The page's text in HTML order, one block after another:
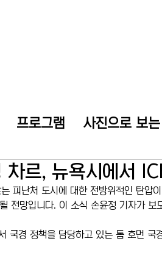
프로그램 사진으로 보
차르, 뉴욕시에서
피난처 도시에 대한 전방위적인 탄압
전망입니다. 이 소식 손윤정 기자가 보
국경 정책을 담당하고 있는 톰 호먼 국